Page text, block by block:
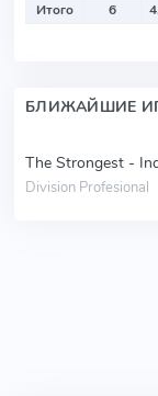
Итого
6
БЛИЖАЙШИЕ
The Strongest -
Division Profesional